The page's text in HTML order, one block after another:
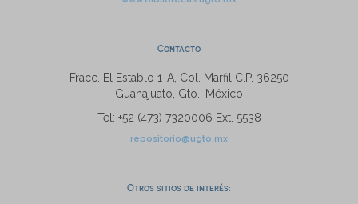
Contacto
Fracc. El Establo 1-A, Col. Marfil C.P. 36250
Guanajuato, Gto., México
Tel: +52 (473) 7320006 Ext. 5538
repositorio@ugto.mx
Otros sitios de interés: